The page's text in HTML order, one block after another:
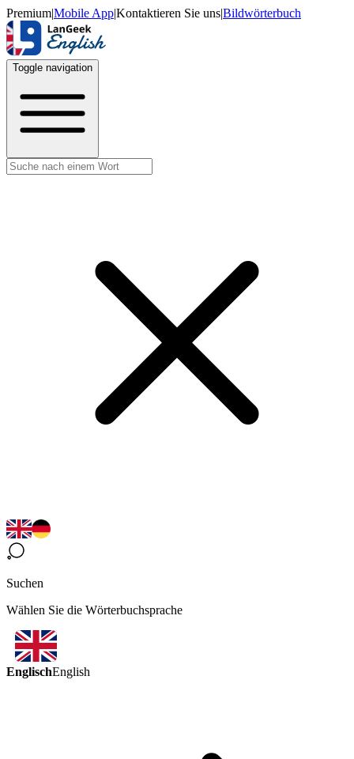
Premium|Mobile App|Kontaktieren Sie uns|Bildwörterbuch
Toggle navigation
Suchen
Wählen Sie die Wörterbuchsprache
EnglischEnglish